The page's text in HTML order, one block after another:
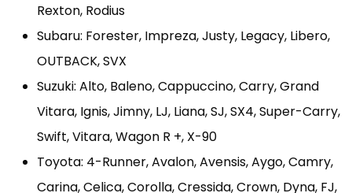
Rexton, Rodius
Subaru: Forester, Impreza, Justy, Legacy, Libero,
OUTBACK, SVX
Suzuki: Alto, Baleno, Cappuccino, Carry, Grand
Vitara, Ignis, Jimny, LJ, Liana, SJ, SX4, Super-Carry,
Swift, Vitara, Wagon R +, X-90
Toyota: 4-Runner, Avalon, Avensis, Aygo, Camry,
Carina, Celica, Corolla, Cressida, Crown, Dyna, FJ,